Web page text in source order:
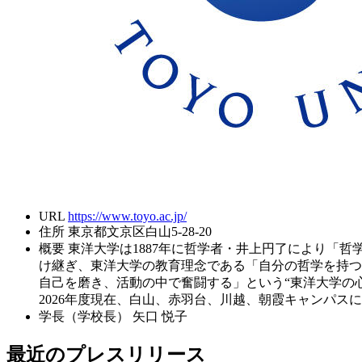
URL https://www.toyo.ac.jp/
住所 東京都文京区白山5-28-20
概要 東洋大学は1887年に哲学者・井上円了により「
け継ぎ、東洋大学の教育理念である「自分の哲学を持
自己を磨き、活動の中で奮闘する」という“東洋大学
2026年度現在、白山、赤羽台、川越、朝霞キャンパス
学長（学校長）
矢口 悦子
最近のプレスリリース